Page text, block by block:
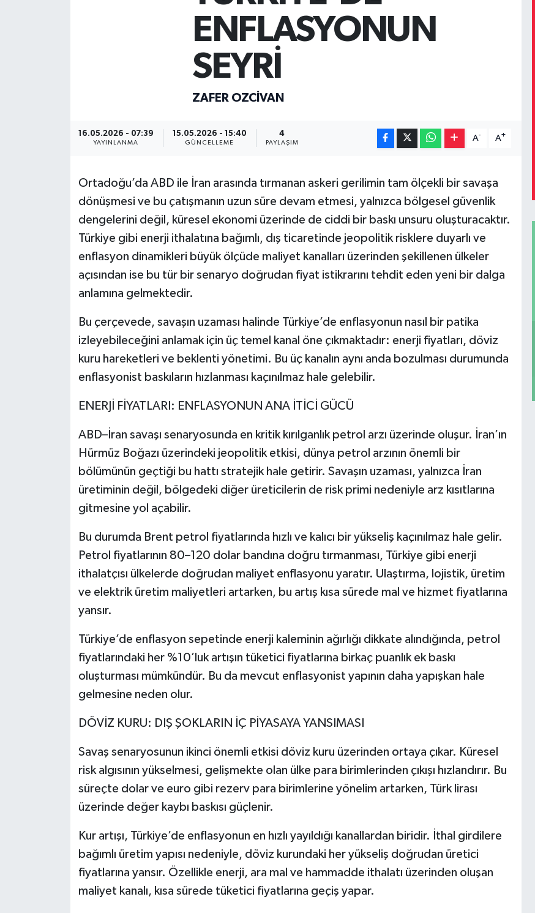
ENFLASYONUN
SEYRİ
ZAFER OZCIVAN
16.05.2026 - 07:39
YAYINLANMA
15.05.2026 - 15:40
GÜNCELLEME
4
PAYLAŞIM
A- A+
Ortadoğu’da ABD ile İran arasında tırmanan askeri gerilimin tam ölçekli bir savaşa
dönüşmesi ve bu çatışmanın uzun süre devam etmesi, yalnızca bölgesel güvenlik
dengelerini değil, küresel ekonomi üzerinde de ciddi bir baskı unsuru oluşturacaktır.
Türkiye gibi enerji ithalatına bağımlı, dış ticaretinde jeopolitik risklere duyarlı ve
enflasyon dinamikleri büyük ölçüde maliyet kanalları üzerinden şekillenen ülkeler
açısından ise bu tür bir senaryo doğrudan fiyat istikrarını tehdit eden yeni bir dalga
anlamına gelmektedir.
Bu çerçevede, savaşın uzaması halinde Türkiye’de enflasyonun nasıl bir patika
izleyebileceğini anlamak için üç temel kanal öne çıkmaktadır: enerji fiyatları, döviz
kuru hareketleri ve beklenti yönetimi. Bu üç kanalın aynı anda bozulması durumunda
enflasyonist baskıların hızlanması kaçınılmaz hale gelebilir.
ENERJİ FİYATLARI: ENFLASYONUN ANA İTİCİ GÜCÜ
ABD–İran savaşı senaryosunda en kritik kırılganlık petrol arzı üzerinde oluşur. İran’ın
Hürmüz Boğazı üzerindeki jeopolitik etkisi, dünya petrol arzının önemli bir
bölümünün geçtiği bu hattı stratejik hale getirir. Savaşın uzaması, yalnızca İran
üretiminin değil, bölgedeki diğer üreticilerin de risk primi nedeniyle arz kısıtlarına
gitmesine yol açabilir.
Bu durumda Brent petrol fiyatlarında hızlı ve kalıcı bir yükseliş kaçınılmaz hale gelir.
Petrol fiyatlarının 80–120 dolar bandına doğru tırmanması, Türkiye gibi enerji
ithalatçısı ülkelerde doğrudan maliyet enflasyonu yaratır. Ulaştırma, lojistik, üretim
ve elektrik üretim maliyetleri artarken, bu artış kısa sürede mal ve hizmet fiyatlarına
yansır.
Türkiye’de enflasyon sepetinde enerji kaleminin ağırlığı dikkate alındığında, petrol
fiyatlarındaki her %10’luk artışın tüketici fiyatlarına birkaç puanlık ek baskı
oluşturması mümkündür. Bu da mevcut enflasyonist yapının daha yapışkan hale
gelmesine neden olur.
DÖVİZ KURU: DIŞ ŞOKLARIN İÇ PİYASAYA YANSIMASI
Savaş senaryosunun ikinci önemli etkisi döviz kuru üzerinden ortaya çıkar. Küresel
risk algısının yükselmesi, gelişmekte olan ülke para birimlerinden çıkışı hızlandırır. Bu
süreçte dolar ve euro gibi rezerv para birimlerine yönelim artarken, Türk lirası
üzerinde değer kaybı baskısı güçlenir.
Kur artışı, Türkiye’de enflasyonun en hızlı yayıldığı kanallardan biridir. İthal girdilere
bağımlı üretim yapısı nedeniyle, döviz kurundaki her yükseliş doğrudan üretici
fiyatlarına yansır. Özellikle enerji, ara mal ve hammadde ithalatı üzerinden oluşan
maliyet kanalı, kısa sürede tüketici fiyatlarına geçiş yapar.
Yeme-İçme